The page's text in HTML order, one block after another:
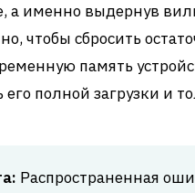
а именно выдернув
чтобы сбросить
память
его полной загрузки и
Распространенная